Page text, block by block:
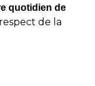
quotidien de
de la